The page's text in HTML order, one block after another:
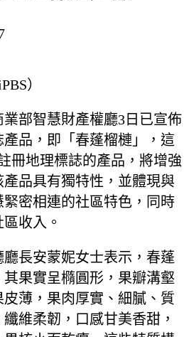
）
業部智慧財產權廳3日已宣佈
品，即「春蓬榴槤」，這
冊地理標誌的產品，將增強
品具有獨特性，並體現與
密相連的社區特色，同時
收入。
長安蒙妮女士表示，春蓬
果實呈橢圓形，果瓣溝壑
薄，果肉厚實、細膩、質
維柔韌，口感甘美香甜，